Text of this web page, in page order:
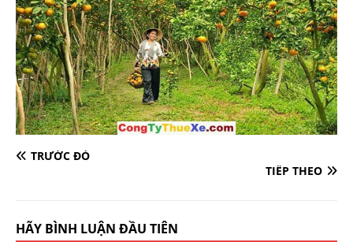
TRƯỚC ĐÓ
TIẾP THEO
HÃY BÌNH LUẬN ĐẦU TIÊN